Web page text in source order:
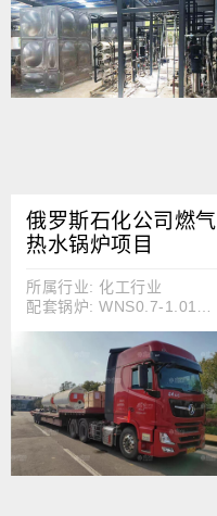
俄罗斯石化公司燃气
热水锅炉项目
所属行业: 化工行业